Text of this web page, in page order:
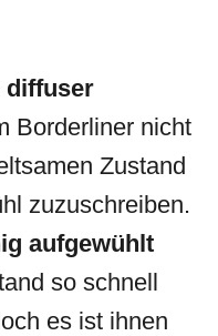
diffuser
Borderliner nicht
Zustand
zuzuschreiben.
aufgewühlt
so schnell
es ist ihnen